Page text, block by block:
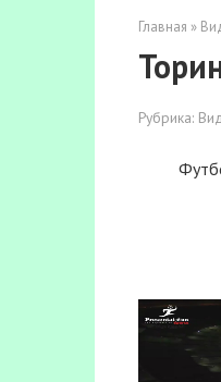
Главная »
Рубрика: